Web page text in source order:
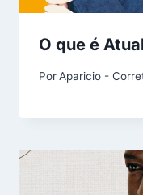
O que é
PorAparicio -